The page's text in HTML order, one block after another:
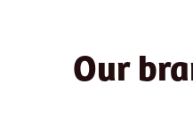
Our